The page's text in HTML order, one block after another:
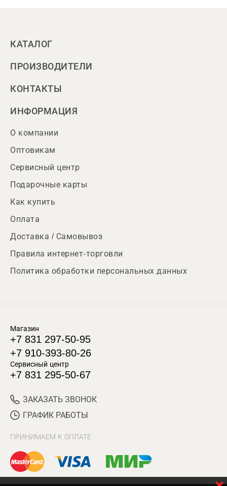
КАТАЛОГ
ПРОИЗВОДИТЕЛИ
КОНТАКТЫ
ИНФОРМАЦИЯ
О компании
Оптовикам
Сервисный центр
Подарочные карты
Как купить
Оплата
Доставка / Самовывоз
Правила интернет-торговли
Политика обработки персональных данных
Магазин
+7 831 297-50-95
+7 910-393-80-26
Сервисный центр
+7 831 295-50-67
ЗАКАЗАТЬ ЗВОНОК
ГРАФИК РАБОТЫ
ПРИНИМАЕМ К ОПЛАТЕ